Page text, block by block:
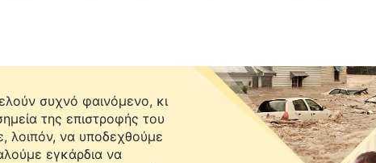
συχνό φαινόμενο, κι
της επιστροφής του
λοιπόν, να υποδεχθούμε
εγκάρδια να